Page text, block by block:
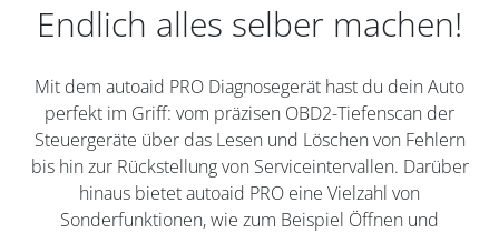
Endlich alles selber machen!
Mit dem autoaid PRO Diagnosegerät hast du dein Auto
perfekt im Griff: vom präzisen OBD2-Tiefenscan der
Steuergeräte über das Lesen und Löschen von Fehlern
bis hin zur Rückstellung von Serviceintervallen. Darüber
hinaus bietet autoaid PRO eine Vielzahl von
Sonderfunktionen, wie zum Beispiel Öffnen und